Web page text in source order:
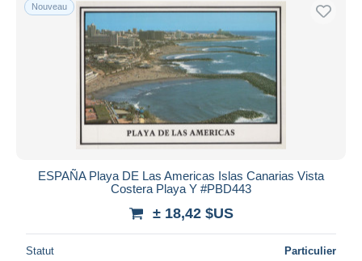
Nouveau
ESPAÑA Playa DE Las Americas Islas Canarias Vista
Costera Playa Y #PBD443
± 18,42 $US
Statut Particulier